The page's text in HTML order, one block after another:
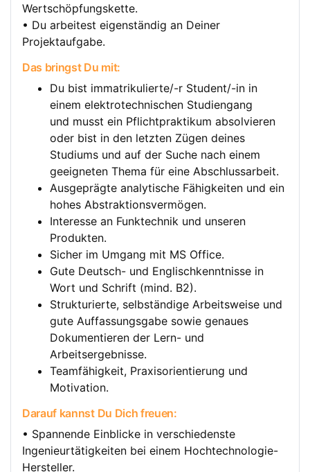
Wertschöpfungskette.
• Du arbeitest eigenständig an Deiner
Projektaufgabe.
Das bringst Du mit:
Du bist immatrikulierte/-r Student/-in in
einem elektrotechnischen Studiengang
und musst ein Pflichtpraktikum absolvieren
oder bist in den letzten Zügen deines
Studiums und auf der Suche nach einem
geeigneten Thema für eine Abschlussarbeit.
Ausgeprägte analytische Fähigkeiten und ein
hohes Abstraktionsvermögen.
Interesse an Funktechnik und unseren
Produkten.
Sicher im Umgang mit MS Office.
Gute Deutsch- und Englischkenntnisse in
Wort und Schrift (mind. B2).
Strukturierte, selbständige Arbeitsweise und
gute Auffassungsgabe sowie genaues
Dokumentieren der Lern- und
Arbeitsergebnisse.
Teamfähigkeit, Praxisorientierung und
Motivation.
Darauf kannst Du Dich freuen:
• Spannende Einblicke in verschiedenste
Ingenieurtätigkeiten bei einem Hochtechnologie-
Hersteller.